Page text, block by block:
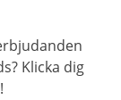
Klicka dig